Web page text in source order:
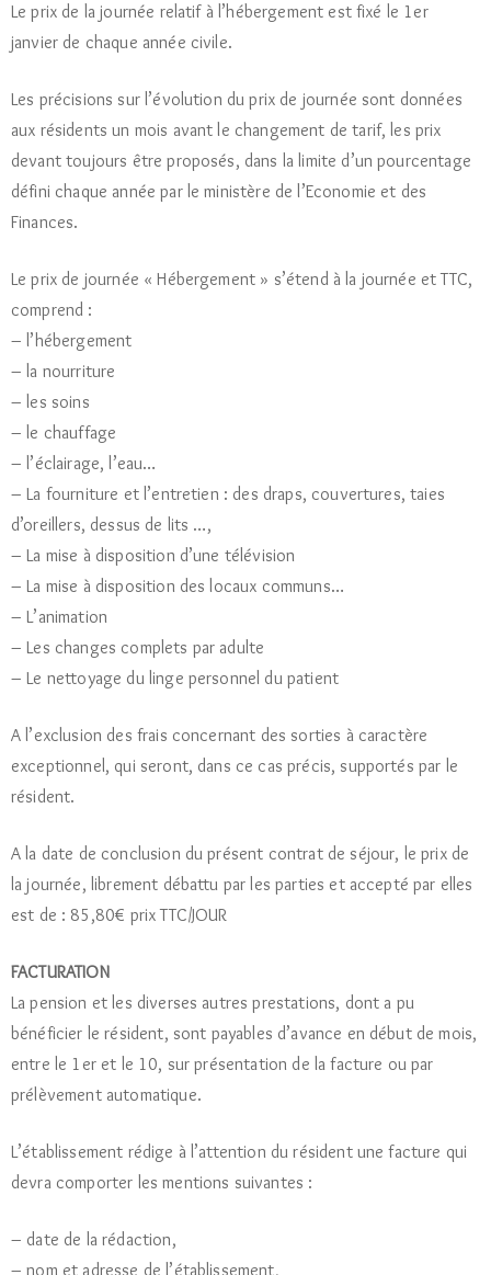
Le prix de la journée relatif à l’hébergement est fixé le 1er
janvier de chaque année civile.
Les précisions sur l’évolution du prix de journée sont données
aux résidents un mois avant le changement de tarif, les prix
devant toujours être proposés, dans la limite d’un pourcentage
défini chaque année par le ministère de l’Economie et des
Finances.
Le prix de journée « Hébergement » s’étend à la journée et TTC,
comprend :
– l’hébergement
– la nourriture
– les soins
– le chauffage
– l’éclairage, l’eau…
– La fourniture et l’entretien : des draps, couvertures, taies
d’oreillers, dessus de lits …,
– La mise à disposition d’une télévision
– La mise à disposition des locaux communs…
– L’animation
– Les changes complets par adulte
– Le nettoyage du linge personnel du patient
A l’exclusion des frais concernant des sorties à caractère
exceptionnel, qui seront, dans ce cas précis, supportés par le
résident.
A la date de conclusion du présent contrat de séjour, le prix de
la journée, librement débattu par les parties et accepté par elles
est de : 85,80€ prix TTC/JOUR
FACTURATION
La pension et les diverses autres prestations, dont a pu
bénéficier le résident, sont payables d’avance en début de mois,
entre le 1er et le 10, sur présentation de la facture ou par
prélèvement automatique.
L’établissement rédige à l’attention du résident une facture qui
devra comporter les mentions suivantes :
– date de la rédaction,
– nom et adresse de l’établissement,